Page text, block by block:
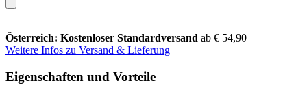
Österreich: Kostenloser Standardversand ab € 54,90
Weitere Infos zu Versand & Lieferung
Eigenschaften und Vorteile